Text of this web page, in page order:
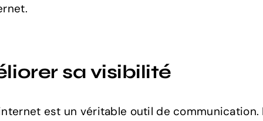
sa visibilité
est un véritable outil de